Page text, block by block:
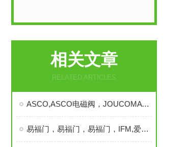
相关文章
RELATED ARTICLES
ASCO,ASCO电磁阀，JOUCOMATIC电磁阀
易福门，易福门，易福门，IFM,爱福门